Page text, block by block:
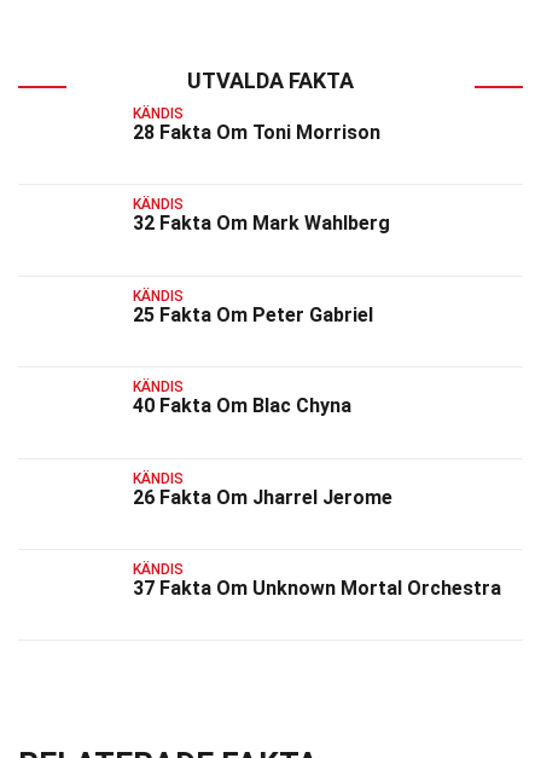
UTVALDA FAKTA
KÄNDIS
28 Fakta Om Toni Morrison
KÄNDIS
32 Fakta Om Mark Wahlberg
KÄNDIS
25 Fakta Om Peter Gabriel
KÄNDIS
40 Fakta Om Blac Chyna
KÄNDIS
26 Fakta Om Jharrel Jerome
KÄNDIS
37 Fakta Om Unknown Mortal Orchestra